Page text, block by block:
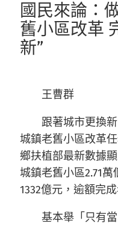
國民來論：
舊小區改革
新”
王曹群
跟著城市更換
城鎮老舊小區改革
鄉扶植部最新數據
城鎮老舊小區2.71
1332億元，逾額完
基本舉「只有